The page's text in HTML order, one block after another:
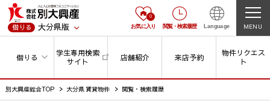
借りる 大分県版
0
お気に入り 閲覧・ 検索履歴 Language MENU
借りる
学生専用検索
サイト
店舗紹介 来店予約
物件リクエス
ト
別大興産総合TOP 大分県 賃貸物件 閲覧・検索履歴